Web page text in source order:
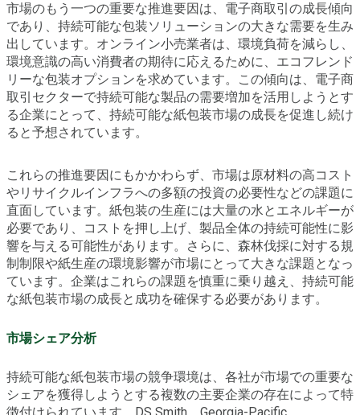
市場のもう一つの重要な推進要因は、電子商取引の成長傾向
であり、持続可能な包装ソリューションの大きな需要を生み
出しています。オンライン小売業者は、環境負荷を減らし、
環境意識の高い消費者の期待に応えるために、エコフレンド
リーな包装オプションを求めています。この傾向は、電子商
取引セクターで持続可能な製品の需要増加を活用しようとす
る企業にとって、持続可能な紙包装市場の成長を促進し続け
ると予想されています。
これらの推進要因にもかかわらず、市場は原材料の高コスト
やリサイクルインフラへの多額の投資の必要性などの課題に
直面しています。紙包装の生産には大量の水とエネルギーが
必要であり、コストを押し上げ、製品全体の持続可能性に影
響を与える可能性があります。さらに、森林伐採に対する規
制制限や紙生産の環境影響が市場にとって大きな課題となっ
ています。企業はこれらの課題を慎重に乗り越え、持続可能
な紙包装市場の成長と成功を確保する必要があります。
市場シェア分析
持続可能な紙包装市場の競争環境は、各社が市場での重要な
シェアを獲得しようとする複数の主要企業の存在によって特